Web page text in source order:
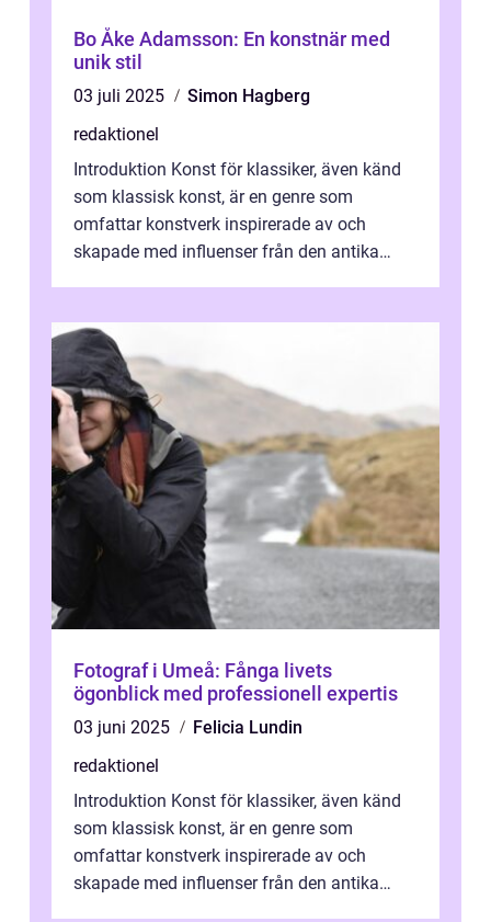
Bo Åke Adamsson: En konstnär med
unik stil
03 juli 2025
Simon Hagberg
redaktionel
Introduktion Konst för klassiker, även känd
som klassisk konst, är en genre som
omfattar konstverk inspirerade av och
skapade med influenser från den antika
Fotograf i Umeå: Fånga livets
ögonblick med professionell expertis
03 juni 2025
Felicia Lundin
redaktionel
Introduktion Konst för klassiker, även känd
som klassisk konst, är en genre som
omfattar konstverk inspirerade av och
skapade med influenser från den antika